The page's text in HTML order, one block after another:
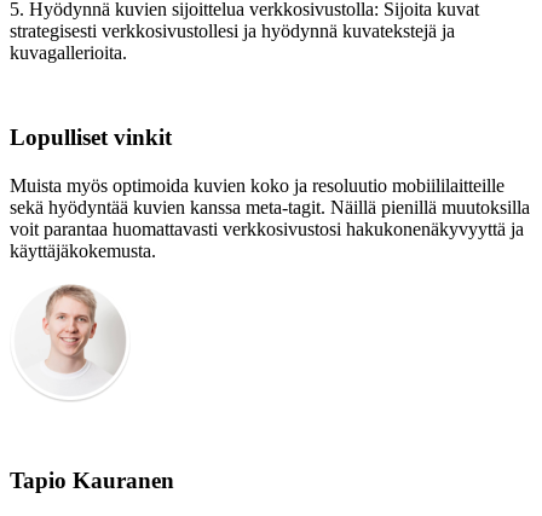
5. Hyödynnä kuvien sijoittelua verkkosivustolla: Sijoita kuvat
strategisesti verkkosivustollesi ja hyödynnä kuvatekstejä ja
kuvagallerioita.
Lopulliset vinkit
Muista myös optimoida kuvien koko ja resoluutio mobiililaitteille
sekä hyödyntää kuvien kanssa meta-tagit. Näillä pienillä muutoksilla
voit parantaa huomattavasti verkkosivustosi hakukonenäkyvyyttä ja
käyttäjäkokemusta.
Tapio Kauranen